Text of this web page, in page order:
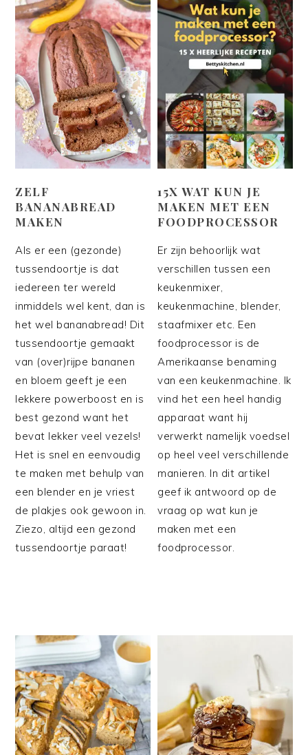
ZELF
BANANABREAD
MAKEN
Als er een (gezonde)
tussendoortje is dat
iedereen ter wereld
inmiddels wel kent, dan is
het wel bananabread! Dit
tussendoortje gemaakt
van (over)rijpe bananen
en bloem geeft je een
lekkere powerboost en is
best gezond want het
bevat lekker veel vezels!
Het is snel en eenvoudig
te maken met behulp van
een blender en je vriest
de plakjes ook gewoon in.
Ziezo, altijd een gezond
tussendoortje paraat!
15X WAT KUN JE
MAKEN MET EEN
FOODPROCESSOR
Er zijn behoorlijk wat
verschillen tussen een
keukenmixer,
keukenmachine, blender,
staafmixer etc. Een
foodprocessor is de
Amerikaanse benaming
van een keukenmachine. Ik
vind het een heel handig
apparaat want hij
verwerkt namelijk voedsel
op heel veel verschillende
manieren. In dit artikel
geef ik antwoord op de
vraag op wat kun je
maken met een
foodprocessor.